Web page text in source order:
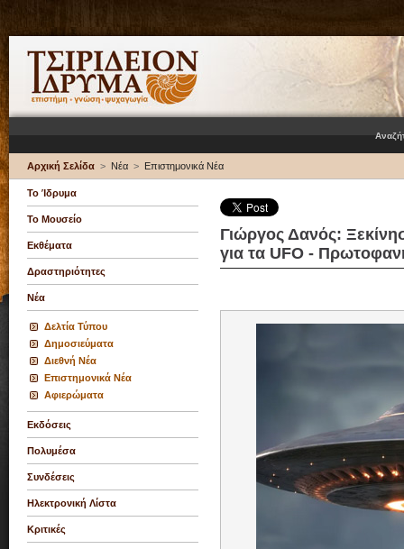
Αρχική Σελίδα > Νέα > Επιστημονικά Νέα
Το Ίδρυμα
Το Μουσείο
Εκθέματα
Δραστηριότητες
Νέα
Δελτία Τύπου
Δημοσιεύματα
Διεθνή Νέα
Επιστημονικά Νέα
Αφιερώματα
Εκδόσεις
Πολυμέσα
Συνδέσεις
Ηλεκτρονική Λίστα
Κριτικές
Γιώργος Δανός:
για τα UFO -